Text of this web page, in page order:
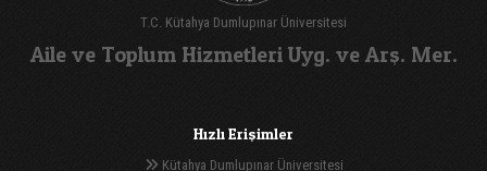
T.C. Kütahya Dumlupınar Üniversitesi
Aile ve Toplum Hizmetleri Uyg. ve Arş. Mer.
Hızlı Erişimler
Kütahya Dumlupınar Üniversitesi